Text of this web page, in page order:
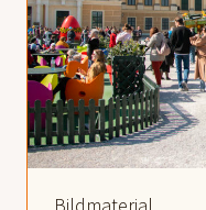
Bildmaterial